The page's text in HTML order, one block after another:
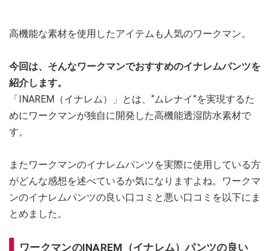
高機能な素材を使用したアイテムも人気のワークマン。
今回は、そんなワークマンでおすすめのイナレムパンツを
紹介します。
「INAREM（イナレム）」とは、“ムレナイ”を実現するた
めにワークマンが独自に開発した高機能透湿防水素材で
す。
またワークマンのイナレムパンツを実際に使用している方
がどんな感想を述べているか気になりますよね。ワークマ
ンのイナレムパンツの良い口コミと悪い口コミを以下にま
とめました。
ワークマンのINAREM（イナレム）パンツの良い